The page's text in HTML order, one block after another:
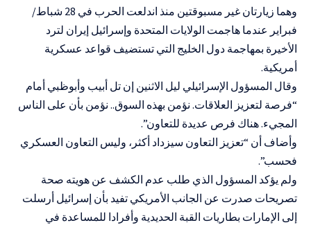
وهما زيارتان غير مسبوقتين منذ اندلعت الحرب في 28 شباط/
فبراير عندما هاجمت الولايات المتحدة وإسرائيل إيران لترد
الأخيرة بمهاجمة دول الخليج التي تستضيف قواعد عسكرية
أمريكية.
وقال المسؤول الإسرائيلي ليل الاثنين إن تل أبيب وأبوظبي أمام
“فرصة لتعزيز العلاقات. نؤمن بهذه السوق.. نؤمن بأن على الناس
المجيء. هناك فرص عديدة للتعاون”.
وأضاف أن “تعزيز التعاون سيزداد أكثر، وليس التعاون العسكري
فحسب”.
ولم يؤكد المسؤول الذي طلب عدم الكشف عن هويته صحة
تصريحات صدرت عن الجانب الأمريكي تفيد بأن إسرائيل أرسلت
إلى الإمارات بطاريات القبة الحديدية وأفرادا للمساعدة في